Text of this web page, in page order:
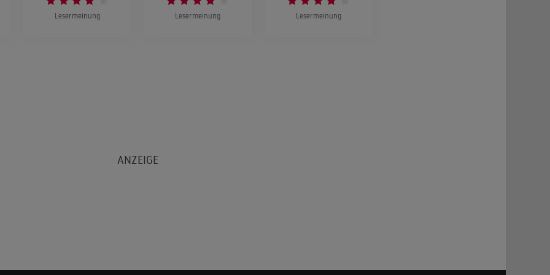
Lesermeinung Lesermeinung Lesermeinung